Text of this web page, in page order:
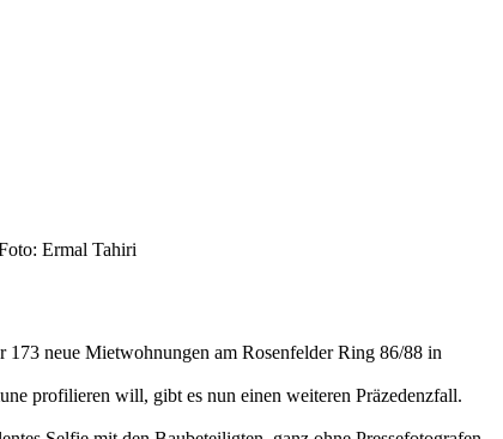
Ermal Tahiri
neue Mietwohnungen am Rosenfelder Ring 86/88 in
profilieren will, gibt es nun einen weiteren Präzedenzfall.